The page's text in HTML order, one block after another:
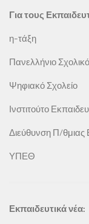
Για τους
η-τάξη
Πανελλήνιο
Ψηφιακό Σχολείο
Ινστιτούτο
Διεύθυνση Π/
ΥΠΕΘ
Εκπαιδευτικά νέα: